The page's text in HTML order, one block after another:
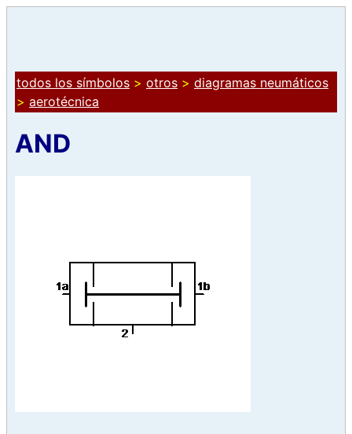
todos los símbolos > otros > diagramas neumáticos
> aerotécnica
AND